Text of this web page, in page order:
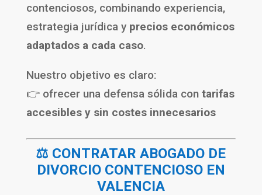
contenciosos, combinando experiencia,
estrategia jurídica y precios económicos
adaptados a cada caso.
Nuestro objetivo es claro:
👉 ofrecer una defensa sólida con tarifas
accesibles y sin costes innecesarios
⚖️ CONTRATAR ABOGADO DE
DIVORCIO CONTENCIOSO EN
VALENCIA